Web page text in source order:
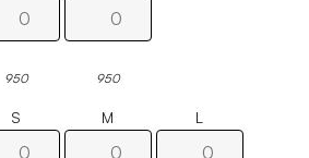
950 950
S M L